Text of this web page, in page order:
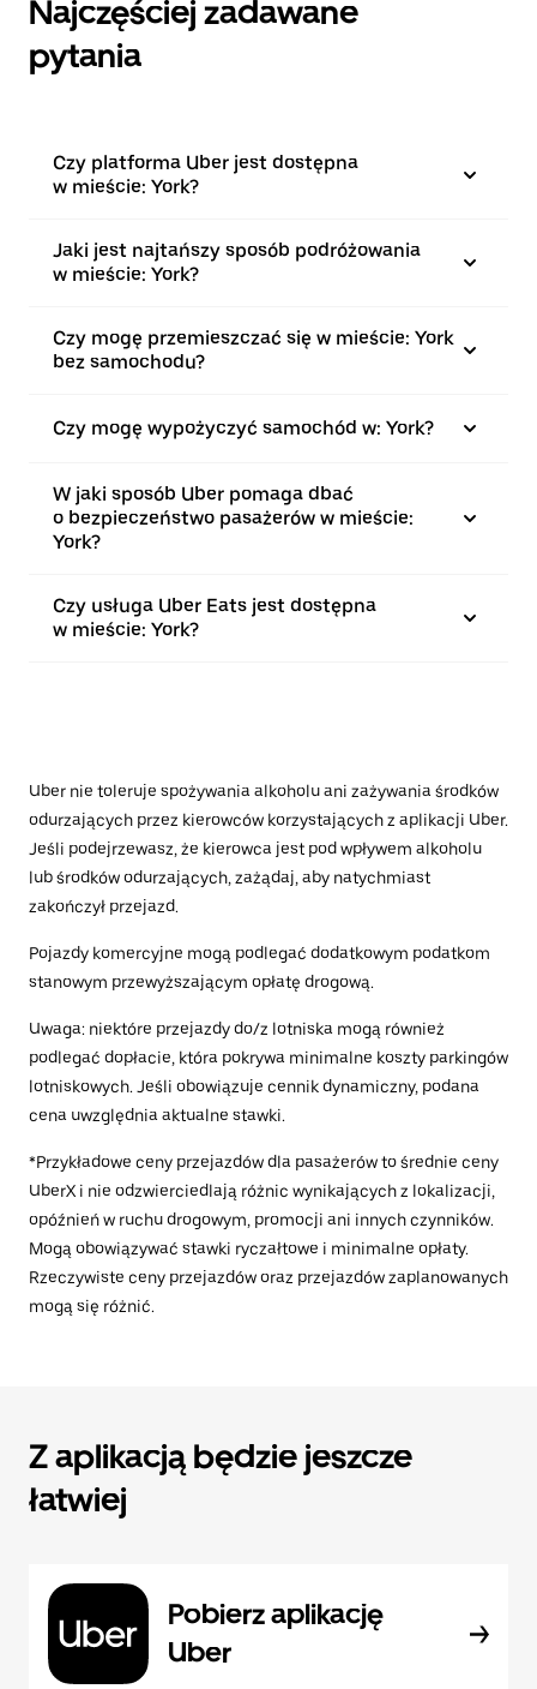
Najczęściej zadawane
pytania
Czy platforma Uber jest dostępna
w mieście: York?
Jaki jest najtańszy sposób podróżowania
w mieście: York?
Czy mogę przemieszczać się w mieście: York
bez samochodu?
Czy mogę wypożyczyć samochód w: York?
W jaki sposób Uber pomaga dbać
o bezpieczeństwo pasażerów w mieście:
York?
Czy usługa Uber Eats jest dostępna
w mieście: York?
Uber nie toleruje spożywania alkoholu ani zażywania środków
odurzających przez kierowców korzystających z aplikacji Uber.
Jeśli podejrzewasz, że kierowca jest pod wpływem alkoholu
lub środków odurzających, zażądaj, aby natychmiast
zakończył przejazd.
Pojazdy komercyjne mogą podlegać dodatkowym podatkom
stanowym przewyższającym opłatę drogową.
Uwaga: niektóre przejazdy do/z lotniska mogą również
podlegać dopłacie, która pokrywa minimalne koszty parkingów
lotniskowych. Jeśli obowiązuje cennik dynamiczny, podana
cena uwzględnia aktualne stawki.
*Przykładowe ceny przejazdów dla pasażerów to średnie ceny
UberX i nie odzwierciedlają różnic wynikających z lokalizacji,
opóźnień w ruchu drogowym, promocji ani innych czynników.
Mogą obowiązywać stawki ryczałtowe i minimalne opłaty.
Rzeczywiste ceny przejazdów oraz przejazdów zaplanowanych
mogą się różnić.
Z aplikacją będzie jeszcze
łatwiej
Pobierz aplikację
Uber